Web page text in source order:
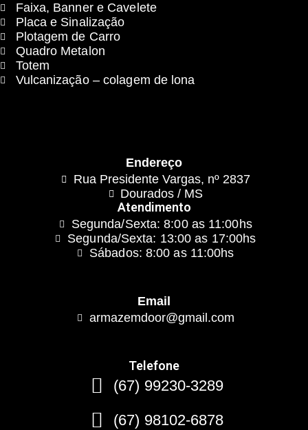
Faixa, Banner e Cavelete
Placa e Sinalização
Plotagem de Carro
Quadro Metalon
Totem
Vulcanização – colagem de lona
Endereço
Rua Presidente Vargas, nº 2837
Dourados / MS
Atendimento
Segunda/Sexta: 8:00 as 11:00hs
Segunda/Sexta: 13:00 as 17:00hs
Sábados: 8:00 as 11:00hs
Email
armazemdoor@gmail.com
Telefone
(67) 99230-3289
(67) 98102-6878